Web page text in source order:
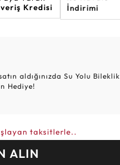
Kredisi
İndirimi
aldığınızda Su Yolu Bileklik
Hediye!
taksitlerle..
SATIN ALIN